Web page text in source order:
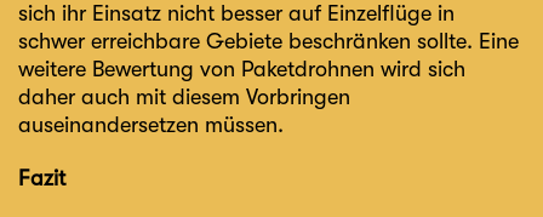
sich ihr Einsatz nicht besser auf Einzelflüge in
schwer erreichbare Gebiete beschränken sollte. Eine
weitere Bewertung von Paketdrohnen wird sich
daher auch mit diesem Vorbringen
auseinandersetzen müssen.
Fazit